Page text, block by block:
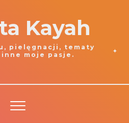
Kayah
pielęgnacji, tematy
moje pasje.